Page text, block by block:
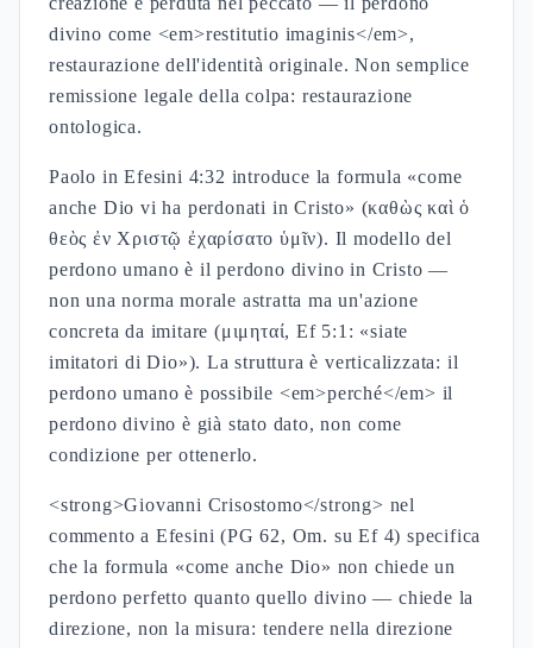
divino come <em>restitutio imaginis</em>,
restaurazione dell'identità originale. Non semplice
remissione legale della colpa: restaurazione
ontologica.
Paolo in Efesini 4:32 introduce la formula «come
anche Dio vi ha perdonati in Cristo» (καθὼς καὶ ὁ
θεὸς ἐν Χριστῷ ἐχαρίσατο ὑμῖν). Il modello del
perdono umano è il perdono divino in Cristo —
non una norma morale astratta ma un'azione
concreta da imitare (μιμηταί, Ef 5:1: «siate
imitatori di Dio»). La struttura è verticalizzata: il
perdono umano è possibile <em>perché</em> il
perdono divino è già stato dato, non come
condizione per ottenerlo.
<strong>Giovanni Crisostomo</strong> nel
commento a Efesini (PG 62, Om. su Ef 4) specifica
che la formula «come anche Dio» non chiede un
perdono perfetto quanto quello divino — chiede la
direzione, non la misura: tendere nella direzione